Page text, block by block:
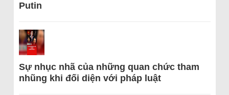
Putin
Sự nhục nhã của những quan chức tham
nhũng khi đối diện với pháp luật